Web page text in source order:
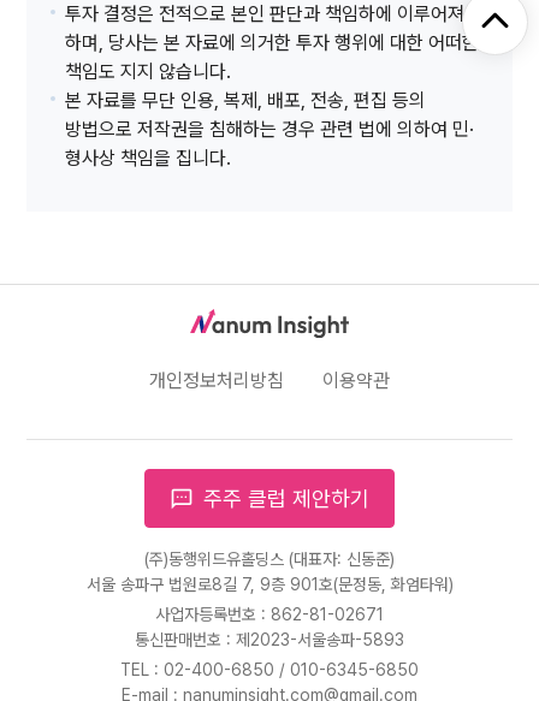
투자 결정은 전적으로 본인 판단과 책임하에 이루어져야
하며, 당사는 본 자료에 의거한 투자 행위에 대한 어떠한
책임도 지지 않습니다.
본 자료를 무단 인용, 복제, 배포, 전송, 편집 등의
방법으로 저작권을 침해하는 경우 관련 법에 의하여 민·
형사상 책임을 집니다.
개인정보처리방침 이용약관
(주)동행위드유홀딩스 (대표자: 신동준)
서울 송파구 법원로8길 7, 9층 901호(문정동, 화엄타워)
사업자등록번호 : 862-81-02671
통신판매번호 : 제2023-서울송파-5893
TEL : 02-400-6850 / 010-6345-6850
E-mail : nanuminsight.com@gmail.com
sms 주주 클럽 제안하기